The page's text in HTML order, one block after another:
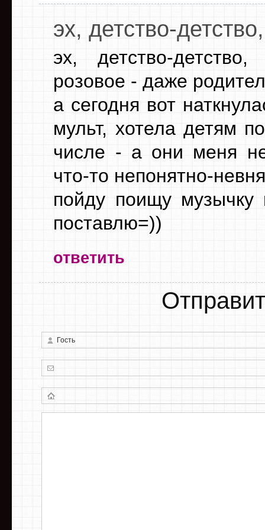
эх, детство-детство,
эх, детство-
розовое - даже
а сегодня вот
мульт, хотела детям
числе - а они меня
что-то непонятно-
пойду поищу
поставлю=))
ответить